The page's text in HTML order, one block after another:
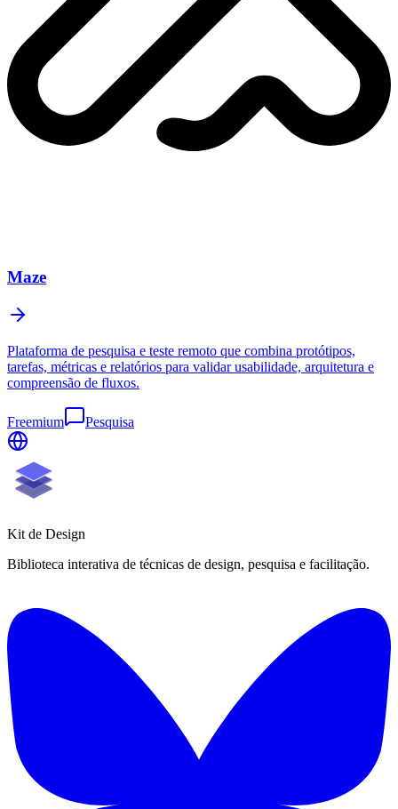
Maze
Plataforma de pesquisa e teste remoto que combina protótipos,
tarefas, métricas e relatórios para validar usabilidade, arquitetura e
compreensão de fluxos.
Freemium Pesquisa
Kit de Design
Biblioteca interativa de técnicas de design, pesquisa e facilitação.